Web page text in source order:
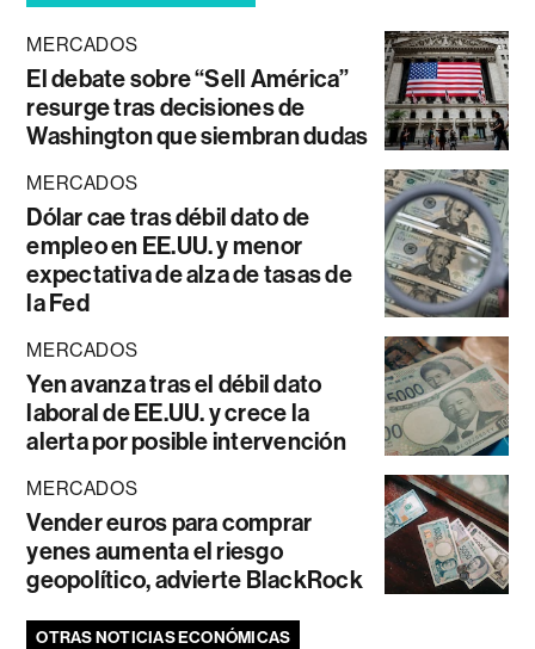
MERCADOS
El debate sobre “Sell América”
resurge tras decisiones de
Washington que siembran dudas
MERCADOS
Dólar cae tras débil dato de
empleo en EE.UU. y menor
expectativa de alza de tasas de
la Fed
MERCADOS
Yen avanza tras el débil dato
laboral de EE.UU. y crece la
alerta por posible intervención
MERCADOS
Vender euros para comprar
yenes aumenta el riesgo
geopolítico, advierte BlackRock
OTRAS NOTICIAS ECONÓMICAS